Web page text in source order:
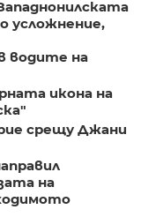
усложнение,
водите на
икона на
срещу Джани
на